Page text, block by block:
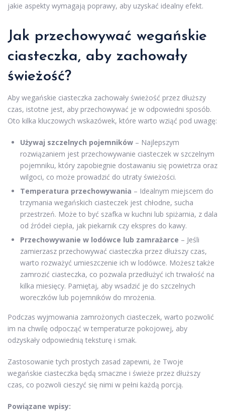
jakie aspekty wymagają poprawy, aby uzyskać idealny efekt.
Jak przechowywać wegańskie
ciasteczka, aby zachowały
świeżość?
Aby wegańskie ciasteczka zachowały świeżość przez dłuższy
czas, istotne jest, aby przechowywać je w odpowiedni sposób.
Oto kilka kluczowych wskazówek, które warto wziąć pod uwagę:
Używaj szczelnych pojemników – Najlepszym
rozwiązaniem jest przechowywanie ciasteczek w szczelnym
pojemniku, który zapobiegnie dostawaniu się powietrza oraz
wilgoci, co może prowadzić do utraty świeżości.
Temperatura przechowywania – Idealnym miejscem do
trzymania wegańskich ciasteczek jest chłodne, sucha
przestrzeń. Może to być szafka w kuchni lub spiżarnia, z dala
od źródeł ciepła, jak piekarnik czy ekspres do kawy.
Przechowywanie w lodówce lub zamrażarce – Jeśli
zamierzasz przechowywać ciasteczka przez dłuższy czas,
warto rozważyć umieszczenie ich w lodówce. Możesz także
zamrozić ciasteczka, co pozwala przedłużyć ich trwałość na
kilka miesięcy. Pamiętaj, aby wsadzić je do szczelnych
woreczków lub pojemników do mrożenia.
Podczas wyjmowania zamrożonych ciasteczek, warto pozwolić
im na chwilę odpocząć w temperaturze pokojowej, aby
odzyskały odpowiednią teksturę i smak.
Zastosowanie tych prostych zasad zapewni, że Twoje
wegańskie ciasteczka będą smaczne i świeże przez dłuższy
czas, co pozwoli cieszyć się nimi w pełni każdą porcją.
Powiązane wpisy: